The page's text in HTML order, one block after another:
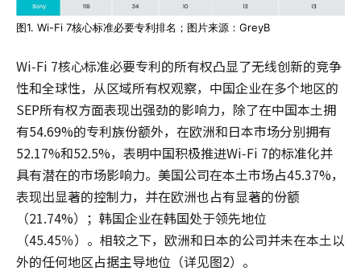
图1. Wi-Fi 7核心标准必要专利排名；图片来源：GreyB
Wi‑Fi 7核心标准必要专利的所有权凸显了无线创新的竞争
性和全球性，从区域所有权观察，中国企业在多个地区的
SEP所有权方面表现出强劲的影响力，除了在中国本土拥
有54.69%的专利族份额外，在欧洲和日本市场分别拥有
52.17%和52.5%，表明中国积极推进Wi‑Fi 7的标准化并
具有潜在的市场影响力。美国公司在本土市场占45.37%，
表现出显著的控制力，并在欧洲也占有显著的份额
（21.74%）；韩国企业在韩国处于领先地位
（45.45％）。相较之下，欧洲和日本的公司并未在本土以
外的任何地区占据主导地位（详见图2）。